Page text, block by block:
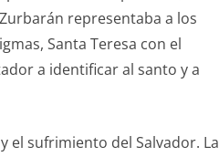
representaba a los
Santa Teresa con el
a identificar al santo y a
el sufrimiento del Salvador. La